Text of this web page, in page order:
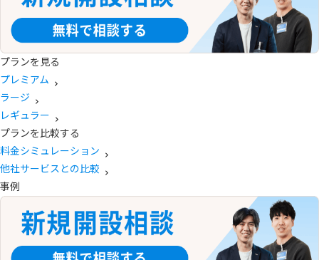
プランを見る
プレミアム
ラージ
レギュラー
プランを比較する
料金シミュレーション
他社サービスとの比較
事例